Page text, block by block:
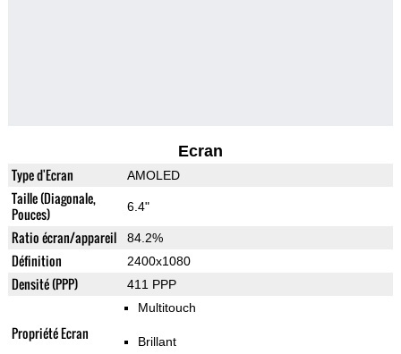
Ecran
Type d'Ecran AMOLED
Taille (Diagonale,
Pouces)
6.4"
Ratio écran/appareil 84.2%
Définition 2400x1080
Densité (PPP) 411 PPP
Propriété Ecran
Multitouch
Brillant